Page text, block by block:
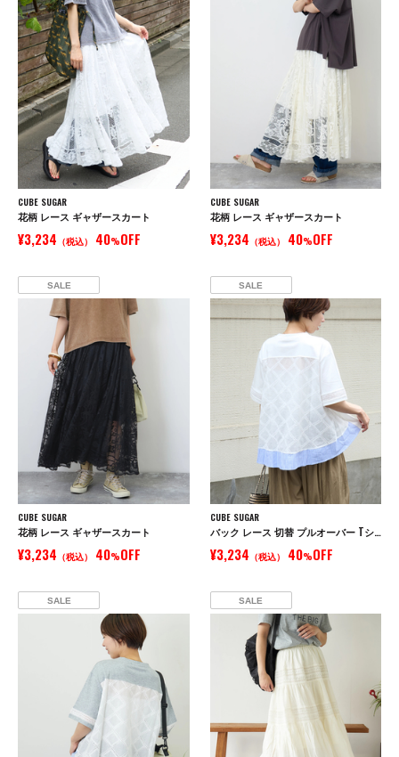
CUBE SUGAR
花柄 レース ギャザースカート
¥3,234 （税込） 40%OFF
CUBE SUGAR
花柄 レース ギャザースカート
¥3,234 （税込） 40%OFF
SALE
CUBE SUGAR
花柄 レース ギャザースカート
¥3,234 （税込） 40%OFF
SALE
CUBE SUGAR
バック レース 切替 プルオーバー Tシャツ
¥3,234 （税込） 40%OFF
SALE SALE